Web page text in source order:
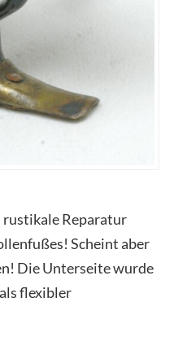
rustikale Reparatur
Scheint aber
Die Unterseite wurde
flexibler